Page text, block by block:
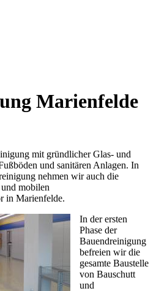
Marienfelde
mit gründlicher Glas- und
und sanitären Anlagen. In
nehmen wir auch die
mobilen
in Marienfelde.
In der ersten
Phase der
Bauendreinigung
befreien wir die
gesamte Baustelle
von Bauschutt
und